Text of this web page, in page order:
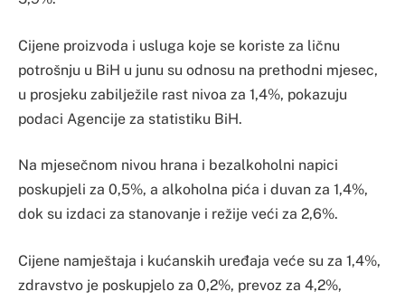
Cijene proizvoda i usluga koje se koriste za ličnu
potrošnju u BiH u junu su odnosu na prethodni mjesec,
u prosjeku zabilježile rast nivoa za 1,4%, pokazuju
podaci Agencije za statistiku BiH.
Na mjesečnom nivou hrana i bezalkoholni napici
poskupjeli za 0,5%, a alkoholna pića i duvan za 1,4%,
dok su izdaci za stanovanje i režije veći za 2,6%.
Cijene namještaja i kućanskih uređaja veće su za 1,4%,
zdravstvo je poskupjelo za 0,2%, prevoz za 4,2%,